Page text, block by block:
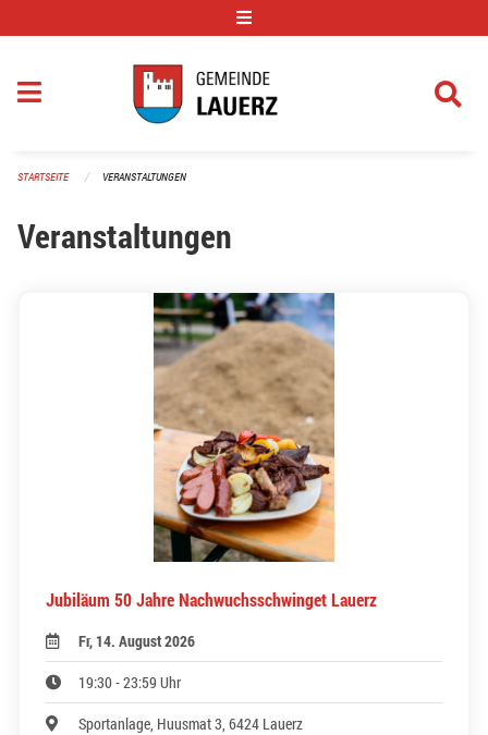
STARTSEITE VERANSTALTUNGEN
Veranstaltungen
Jubiläum 50 Jahre Nachwuchsschwinget Lauerz
Fr, 14. August 2026
19:30 - 23:59 Uhr
Sportanlage, Huusmat 3, 6424 Lauerz